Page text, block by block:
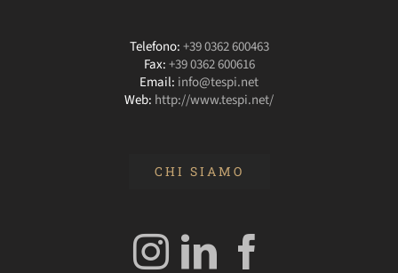
Telefono:+39 0362 600463
Fax:+39 0362 600616
Email: info@tespi.net
Web: http://www.tespi.net/
CHI SIAMO